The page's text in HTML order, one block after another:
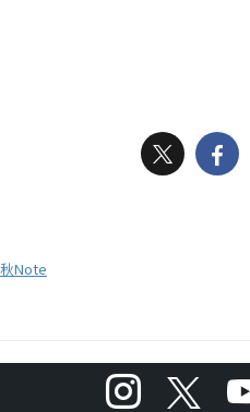
Note